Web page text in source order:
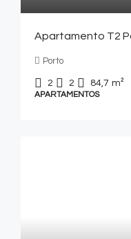
Apartamento T2
Porto
2 2 84,7 m²
APARTAMENTOS